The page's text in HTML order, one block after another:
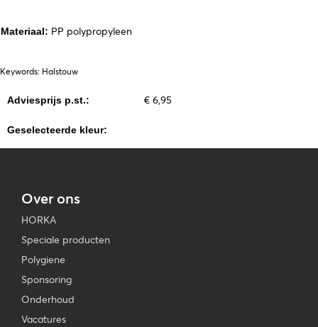
Materiaal: PP polypropyleen
Keywords: Halstouw
Adviesprijs p.st.: € 6,95
Geselecteerde kleur:
Over ons
HORKA
Speciale producten
Polygiene
Sponsoring
Onderhoud
Vacatures